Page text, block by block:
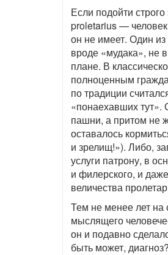
Если подойти
proletarius —
он не имеет. Один
вроде «мудака», не
плане. В
полноценным
по традиции
«понаехавших тут».
пашни, а притом не
оставалось
и зрелищ!»). Либо,
услуги патрону, в
и филерского, и
величества
Тем не менее лет на
мыслящего
он и подавно
быть может,